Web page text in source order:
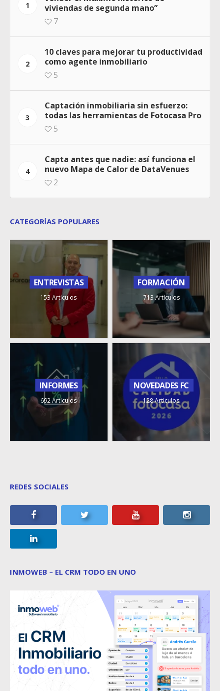
1
viviendas de segunda mano”
7
2
10 claves para mejorar tu productividad
como agente inmobiliario
5
3
Captación inmobiliaria sin esfuerzo:
todas las herramientas de Fotocasa Pro
5
4
Capta antes que nadie: así funciona el
nuevo Mapa de Calor de DataVenues
2
CATEGORÍAS POPULARES
ENTREVISTAS
153 Artículos
FORMACIÓN
713 Artículos
INFORMES
692 Artículos
NOVEDADES FC
128 Artículos
REDES SOCIALES
INMOWEB – EL CRM TODO EN UNO